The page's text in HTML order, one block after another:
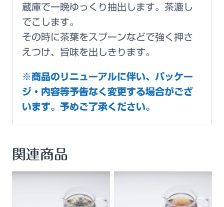
蔵庫で一晩ゆっくり抽出します。茶漉し
でこします。
その時に茶葉をスプーンなどで強く押さ
えつけ、旨味を出しきります。
※商品のリニューアルに伴い、パッケー
ジ・内容等予告なく変更する場合がござ
います。予めご了承ください。
関連商品